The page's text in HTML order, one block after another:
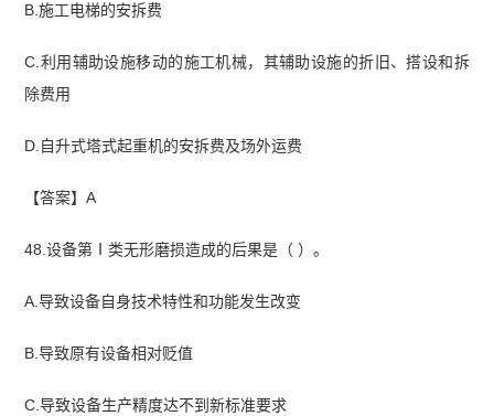
B.施工电梯的安拆费
C.利用辅助设施移动的施工机械，其辅助设施的折旧、搭设和拆
除费用
D.自升式塔式起重机的安拆费及场外运费
【答案】A
48.设备第Ⅰ类无形磨损造成的后果是（ ）。
A.导致设备自身技术特性和功能发生改变
B.导致原有设备相对贬值
C.导致设备生产精度达不到新标准要求